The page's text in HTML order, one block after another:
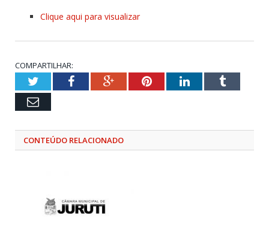
Clique aqui para visualizar
COMPARTILHAR:
TwitterFacebookGoogle+PinterestLinkedInTumblr
Email
CONTEÚDO RELACIONADO